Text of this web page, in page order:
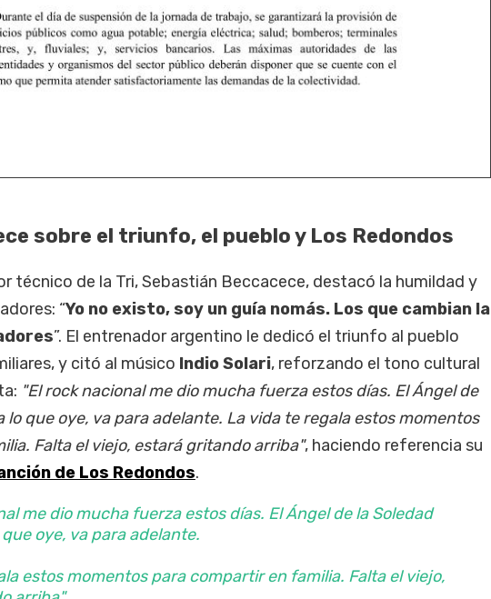
sobre el triunfo, el pueblo y Los Redondos
técnico de la Tri, Sebastián Beccacece, destacó la humildad y
“Yo no existo, soy un guía nomás. Los que cambian la
”. El entrenador argentino le dedicó el triunfo al pueblo
y citó al músico Indio Solari, reforzando el tono cultural
"El rock nacional me dio mucha fuerza estos días. El Ángel de
lo que oye, va para adelante. La vida te regala estos momentos
Falta el viejo, estará gritando arriba", haciendo referencia su
de Los Redondos.
me dio mucha fuerza estos días. El Ángel de la Soledad
oye, va para adelante.
estos momentos para compartir en familia. Falta el viejo,